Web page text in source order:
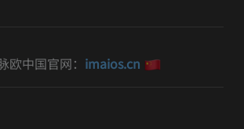
欧中国官网： imaios.cn